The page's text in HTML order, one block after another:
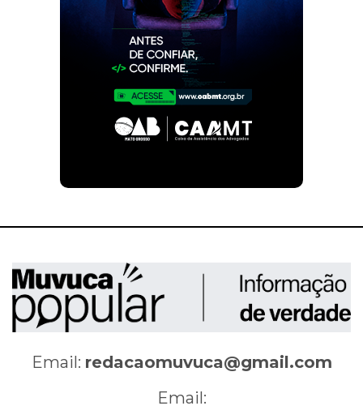
Email: redacaomuvuca@gmail.com
Email: